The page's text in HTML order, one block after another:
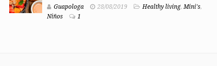
Guapologa 28/08/2019 Healthy living,Mini's,
Niños
1